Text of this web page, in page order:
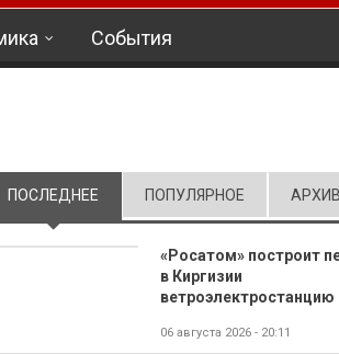
События
ПОСЛЕДНЕЕ (АКТИВНАЯ ВКЛАДКА)
ПОПУЛЯРНОЕ АРХИВ
«Росатом» построит
в Киргизии
ветроэлектростанцию
06 августа 2026 - 20:11